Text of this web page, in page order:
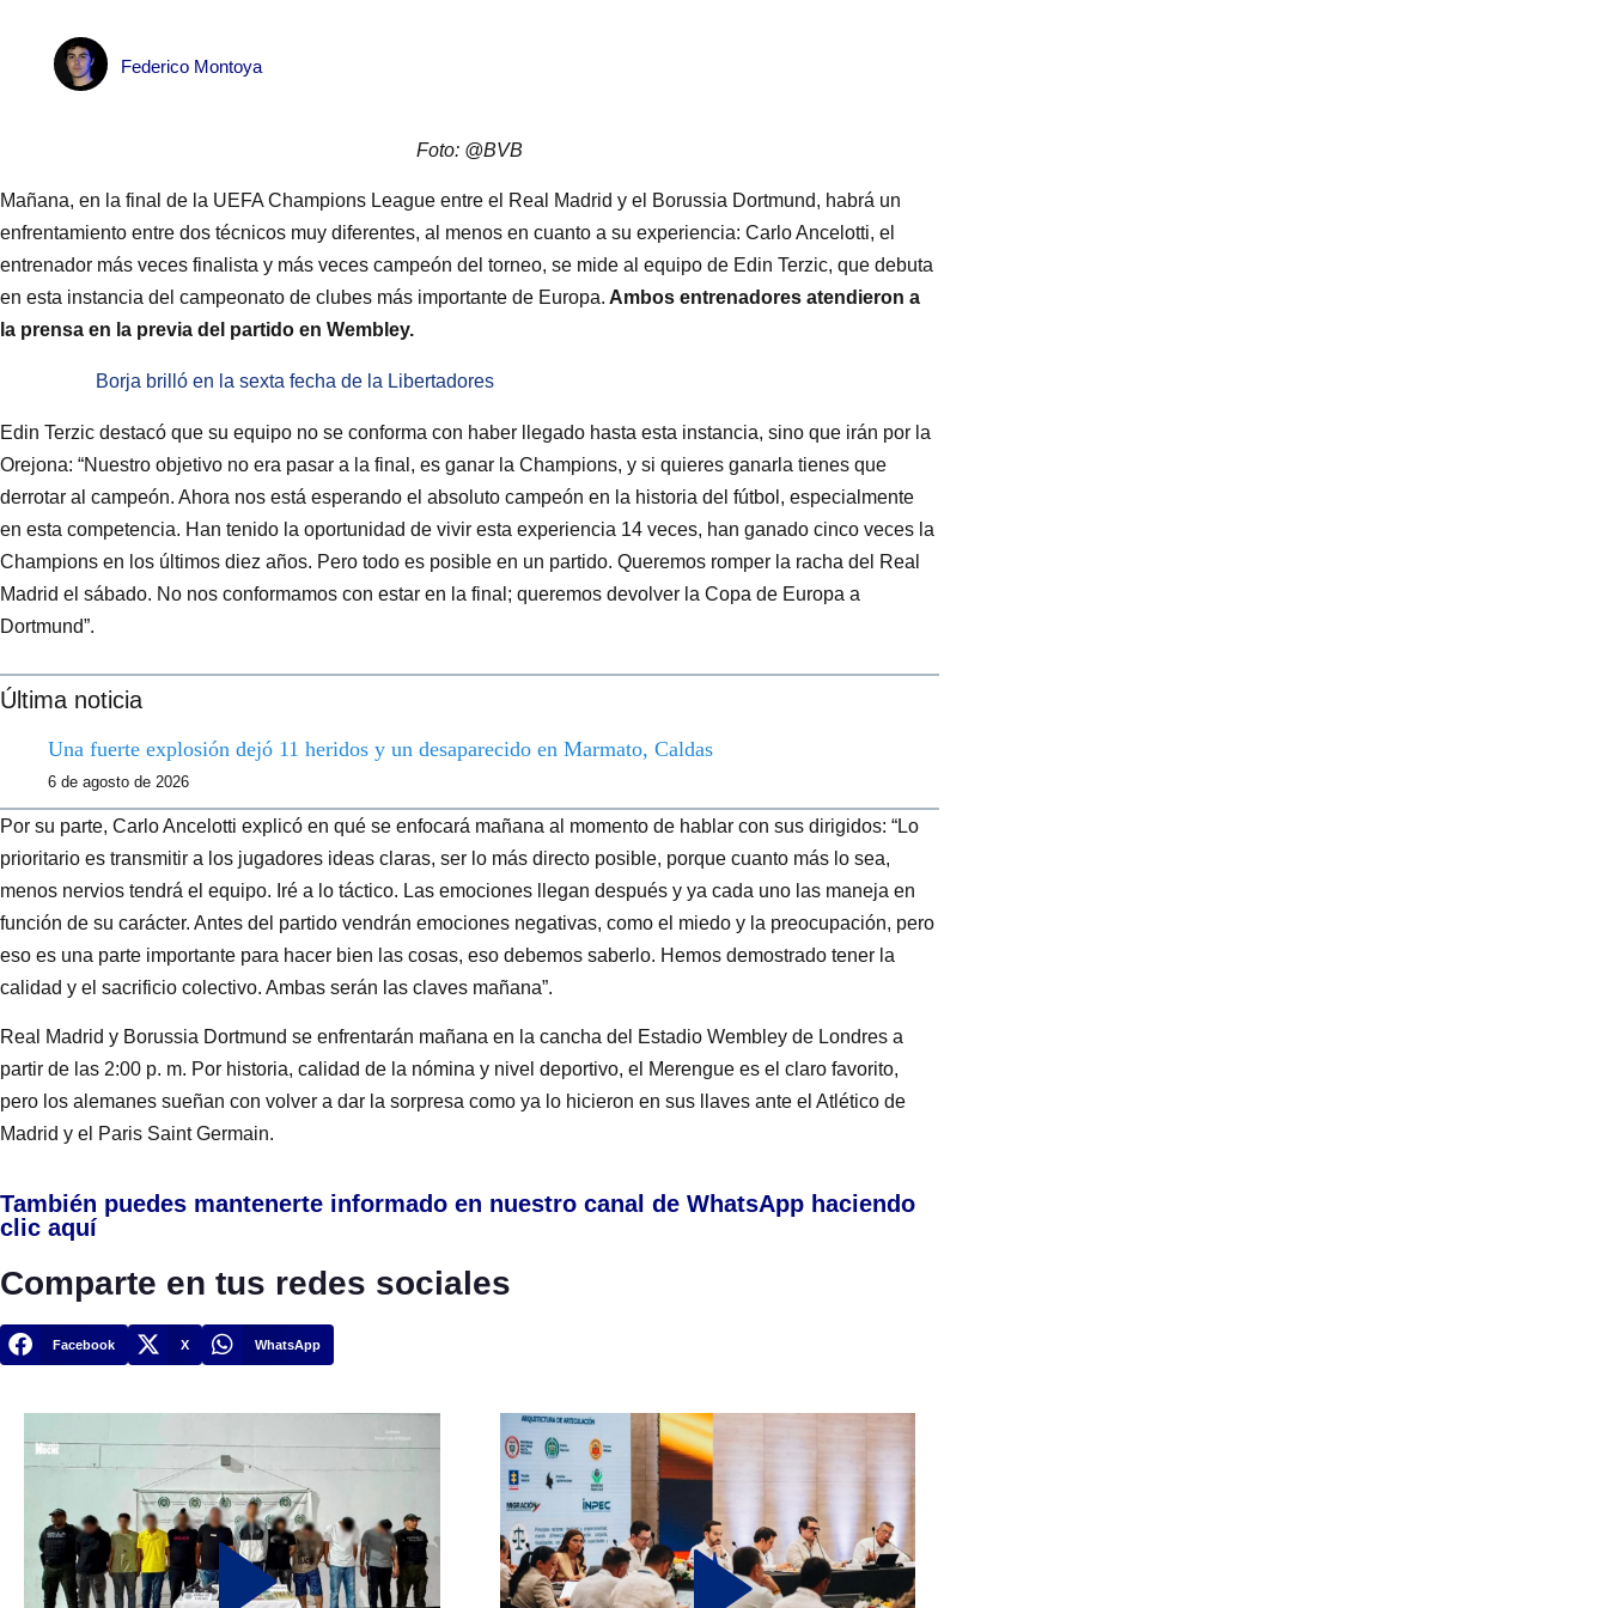
Federico Montoya
Foto: @BVB
Mañana, en la final de la UEFA Champions League entre el Real Madrid y el Borussia Dortmund, habrá un
enfrentamiento entre dos técnicos muy diferentes, al menos en cuanto a su experiencia: Carlo Ancelotti, el
entrenador más veces finalista y más veces campeón del torneo, se mide al equipo de Edin Terzic, que debuta
en esta instancia del campeonato de clubes más importante de Europa. Ambos entrenadores atendieron a
la prensa en la previa del partido en Wembley.
Borja brilló en la sexta fecha de la Libertadores
Edin Terzic destacó que su equipo no se conforma con haber llegado hasta esta instancia, sino que irán por la
Orejona: “Nuestro objetivo no era pasar a la final, es ganar la Champions, y si quieres ganarla tienes que
derrotar al campeón. Ahora nos está esperando el absoluto campeón en la historia del fútbol, especialmente
en esta competencia. Han tenido la oportunidad de vivir esta experiencia 14 veces, han ganado cinco veces la
Champions en los últimos diez años. Pero todo es posible en un partido. Queremos romper la racha del Real
Madrid el sábado. No nos conformamos con estar en la final; queremos devolver la Copa de Europa a
Dortmund”.
Última noticia
Una fuerte explosión dejó 11 heridos y un desaparecido en Marmato, Caldas
6 de agosto de 2026
Por su parte, Carlo Ancelotti explicó en qué se enfocará mañana al momento de hablar con sus dirigidos: “Lo
prioritario es transmitir a los jugadores ideas claras, ser lo más directo posible, porque cuanto más lo sea,
menos nervios tendrá el equipo. Iré a lo táctico. Las emociones llegan después y ya cada uno las maneja en
función de su carácter. Antes del partido vendrán emociones negativas, como el miedo y la preocupación, pero
eso es una parte importante para hacer bien las cosas, eso debemos saberlo. Hemos demostrado tener la
calidad y el sacrificio colectivo. Ambas serán las claves mañana”.
Real Madrid y Borussia Dortmund se enfrentarán mañana en la cancha del Estadio Wembley de Londres a
partir de las 2:00 p. m. Por historia, calidad de la nómina y nivel deportivo, el Merengue es el claro favorito,
pero los alemanes sueñan con volver a dar la sorpresa como ya lo hicieron en sus llaves ante el Atlético de
Madrid y el Paris Saint Germain.
También puedes mantenerte informado en nuestro canal de WhatsApp haciendo
clic aquí
Comparte en tus redes sociales
Facebook X WhatsApp